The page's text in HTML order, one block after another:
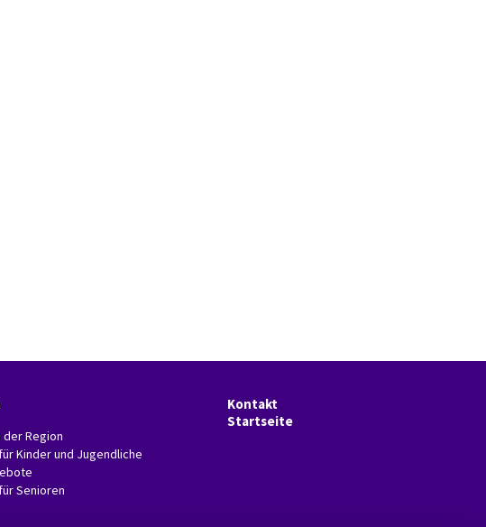
der Region
Kinder und Jugendliche
Senioren
Kontakt
Startseite